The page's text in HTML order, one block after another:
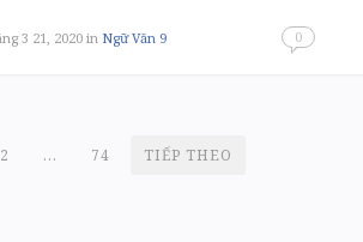
3 21, 2020 in Ngữ Văn 9 0
2 … 74 TIẾP THEO